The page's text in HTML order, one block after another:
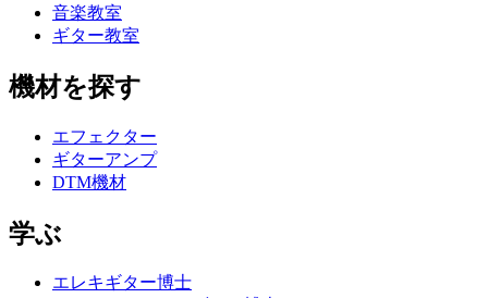
音楽教室
ギター教室
機材を探す
エフェクター
ギターアンプ
DTM機材
学ぶ
エレキギター博士